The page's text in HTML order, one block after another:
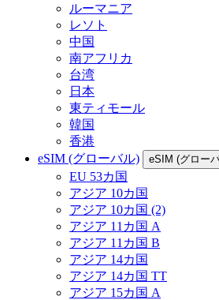
ルーマニア
レソト
中国
南アフリカ
台湾
日本
東ティモール
韓国
香港
eSIM (グローバル)
eSIM (グロー
EU 53カ国
アジア 10カ国
アジア 10カ国 (2)
アジア 11カ国 A
アジア 11カ国 B
アジア 14カ国
アジア 14カ国 TT
アジア 15カ国 A